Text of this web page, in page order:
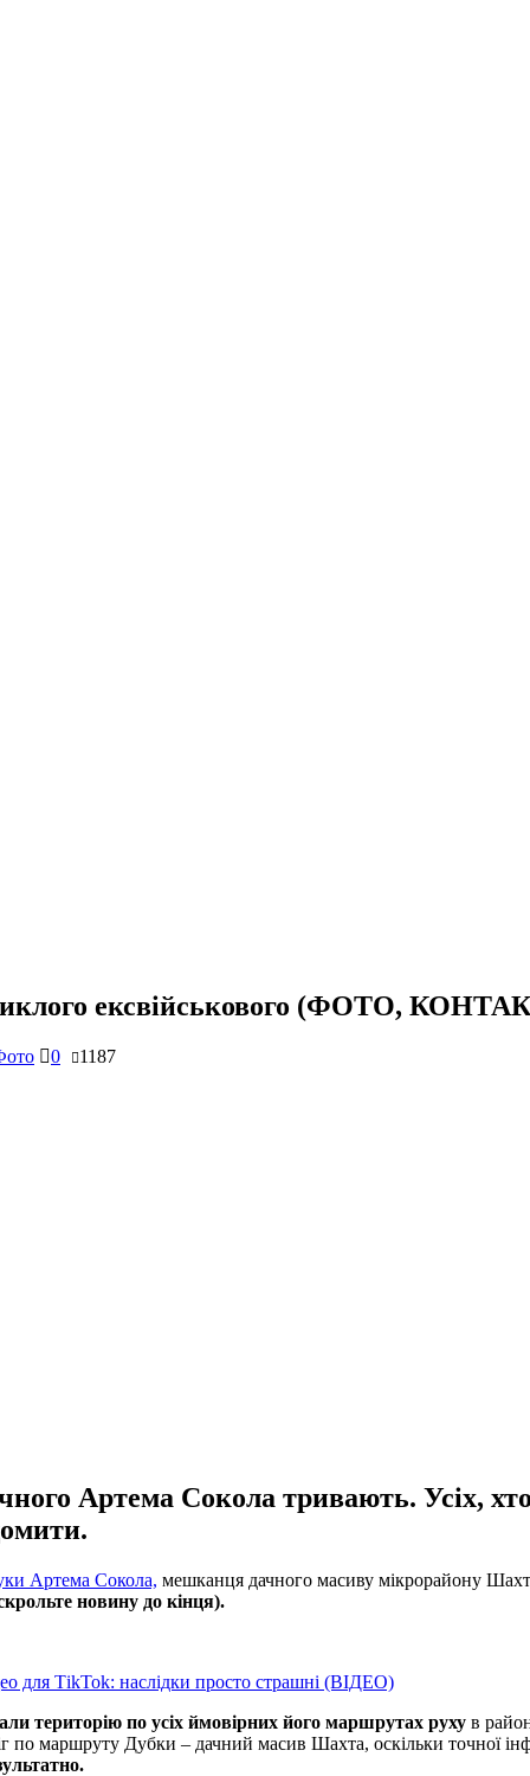
ексвійськового (ФОТО,
0 1187
Артема Сокола тривають. Усіх,
Артема Сокола, мешканця дачного масиву мікрорайону
новину до кінця).
для ТіkТоk: наслідки просто страшні (ВІДЕО)
територію по усіх ймовірних його маршрутах руху в
по маршруту Дубки – дачний масив Шахта, оскільки точної